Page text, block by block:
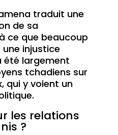
traduit une
de sa
ce que beaucoup
injustice
été largement
tchadiens sur
qui y voient un
les relations
?